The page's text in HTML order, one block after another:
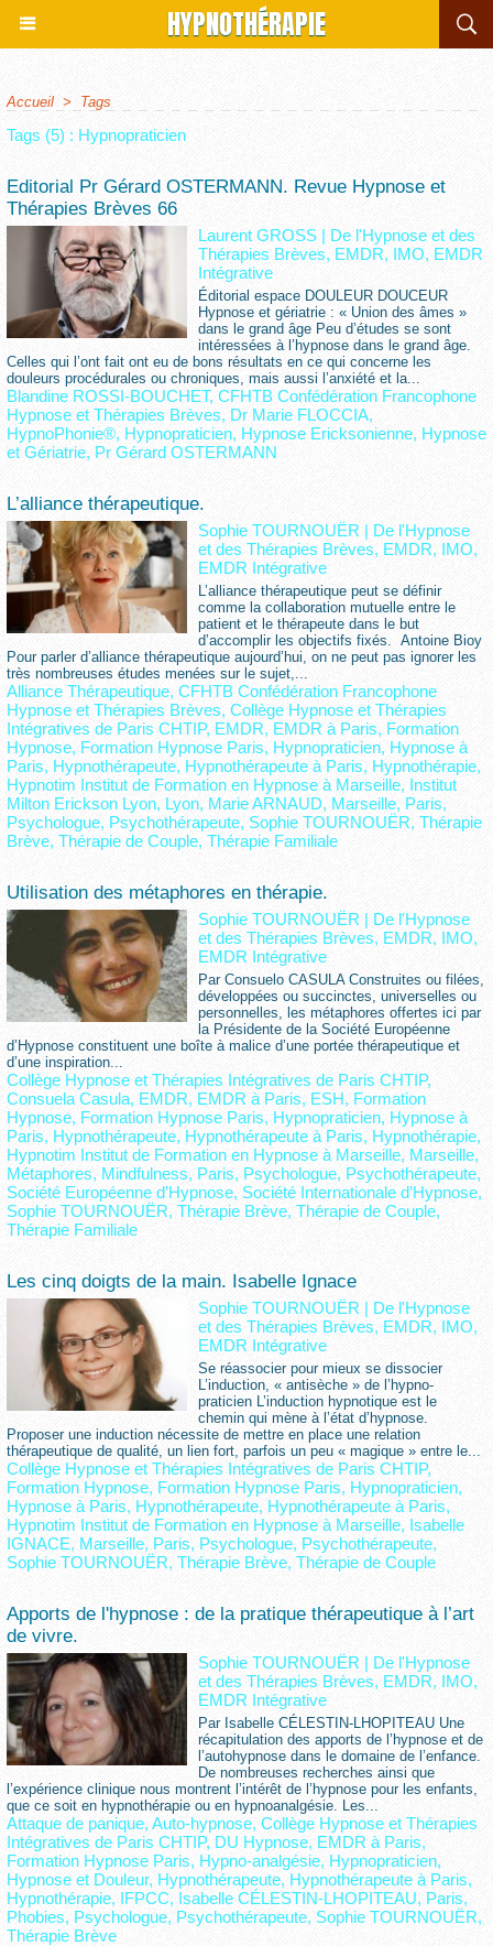
HYPNOTHÉRAPIE
Accueil > Tags
Tags (5) : Hypnopraticien
Editorial Pr Gérard OSTERMANN. Revue Hypnose et
Thérapies Brèves 66
Laurent GROSS | De l'Hypnose et des
Thérapies Brèves, EMDR, IMO, EMDR
Intégrative
Éditorial espace DOULEUR DOUCEUR
Hypnose et gériatrie : « Union des âmes »
dans le grand âge Peu d’études se sont
intéressées à l’hypnose dans le grand âge.
Celles qui l’ont fait ont eu de bons résultats en ce qui concerne les
douleurs procédurales ou chroniques, mais aussi l’anxiété et la...
Blandine ROSSI-BOUCHET, CFHTB Confédération Francophone
Hypnose et Thérapies Brèves, Dr Marie FLOCCIA,
HypnoPhonie®, Hypnopraticien, Hypnose Ericksonienne, Hypnose
et Gériatrie, Pr Gérard OSTERMANN
L’alliance thérapeutique.
Sophie TOURNOUËR | De l'Hypnose
et des Thérapies Brèves, EMDR, IMO,
EMDR Intégrative
L’alliance thérapeutique peut se définir
comme la collaboration mutuelle entre le
patient et le thérapeute dans le but
d’accomplir les objectifs fixés. Antoine Bioy
Pour parler d’alliance thérapeutique aujourd’hui, on ne peut pas ignorer les
très nombreuses études menées sur le sujet,...
Alliance Thérapeutique, CFHTB Confédération Francophone
Hypnose et Thérapies Brèves, Collège Hypnose et Thérapies
Intégratives de Paris CHTIP, EMDR, EMDR à Paris, Formation
Hypnose, Formation Hypnose Paris, Hypnopraticien, Hypnose à
Paris, Hypnothérapeute, Hypnothérapeute à Paris, Hypnothérapie,
Hypnotim Institut de Formation en Hypnose à Marseille, Institut
Milton Erickson Lyon, Lyon, Marie ARNAUD, Marseille, Paris,
Psychologue, Psychothérapeute, Sophie TOURNOUËR, Thérapie
Brève, Thérapie de Couple, Thérapie Familiale
Utilisation des métaphores en thérapie.
Sophie TOURNOUËR | De l'Hypnose
et des Thérapies Brèves, EMDR, IMO,
EMDR Intégrative
Par Consuelo CASULA Construites ou filées,
développées ou succinctes, universelles ou
personnelles, les métaphores offertes ici par
la Présidente de la Société Européenne
d’Hypnose constituent une boîte à malice d’une portée thérapeutique et
d’une inspiration...
Collège Hypnose et Thérapies Intégratives de Paris CHTIP,
Consuela Casula, EMDR, EMDR à Paris, ESH, Formation
Hypnose, Formation Hypnose Paris, Hypnopraticien, Hypnose à
Paris, Hypnothérapeute, Hypnothérapeute à Paris, Hypnothérapie,
Hypnotim Institut de Formation en Hypnose à Marseille, Marseille,
Métaphores, Mindfulness, Paris, Psychologue, Psychothérapeute,
Société Européenne d’Hypnose, Société Internationale d’Hypnose,
Sophie TOURNOUËR, Thérapie Brève, Thérapie de Couple,
Thérapie Familiale
Les cinq doigts de la main. Isabelle Ignace
Sophie TOURNOUËR | De l'Hypnose
et des Thérapies Brèves, EMDR, IMO,
EMDR Intégrative
Se réassocier pour mieux se dissocier
L’induction, « antisèche » de l’hypno-
praticien L’induction hypnotique est le
chemin qui mène à l’état d’hypnose.
Proposer une induction nécessite de mettre en place une relation
thérapeutique de qualité, un lien fort, parfois un peu « magique » entre le...
Collège Hypnose et Thérapies Intégratives de Paris CHTIP,
Formation Hypnose, Formation Hypnose Paris, Hypnopraticien,
Hypnose à Paris, Hypnothérapeute, Hypnothérapeute à Paris,
Hypnotim Institut de Formation en Hypnose à Marseille, Isabelle
IGNACE, Marseille, Paris, Psychologue, Psychothérapeute,
Sophie TOURNOUËR, Thérapie Brève, Thérapie de Couple
Apports de l'hypnose : de la pratique thérapeutique à l’art
de vivre.
Sophie TOURNOUËR | De l'Hypnose
et des Thérapies Brèves, EMDR, IMO,
EMDR Intégrative
Par Isabelle CÉLESTIN-LHOPITEAU Une
récapitulation des apports de l’hypnose et de
l’autohypnose dans le domaine de l’enfance.
De nombreuses recherches ainsi que
l’expérience clinique nous montrent l’intérêt de l’hypnose pour les enfants,
que ce soit en hypnothérapie ou en hypnoanalgésie. Les...
Attaque de panique, Auto-hypnose, Collège Hypnose et Thérapies
Intégratives de Paris CHTIP, DU Hypnose, EMDR à Paris,
Formation Hypnose Paris, Hypno-analgésie, Hypnopraticien,
Hypnose et Douleur, Hypnothérapeute, Hypnothérapeute à Paris,
Hypnothérapie, IFPCC, Isabelle CÉLESTIN-LHOPITEAU, Paris,
Phobies, Psychologue, Psychothérapeute, Sophie TOURNOUËR,
Thérapie Brève